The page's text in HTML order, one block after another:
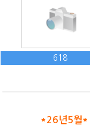
618
*26년5월*